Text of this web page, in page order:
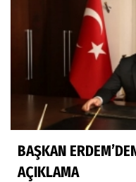
BAŞKAN
AÇIKLAMA